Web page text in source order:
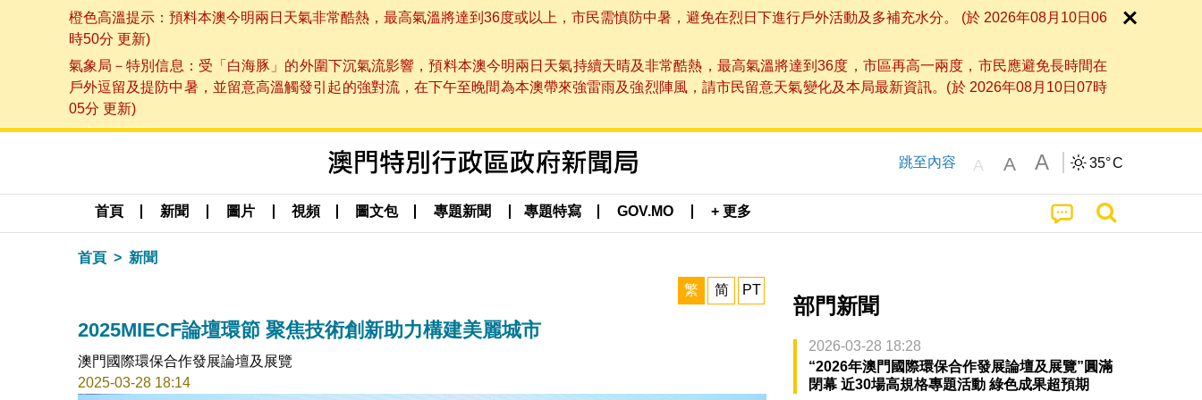
橙色高溫提示：預料本澳今明兩日天氣非常酷熱，最高氣溫將達到36度或以上，市民需慎防中暑，避免在烈日下進行戶外活動及多補充水分。 (於 2026年08月10日06
時50分 更新)
氣象局－特別信息：受「白海豚」的外圍下沉氣流影響，預料本澳今明兩日天氣持續天晴及非常酷熱，最高氣溫將達到36度，市區再高一兩度，市民應避免長時間在
戶外逗留及提防中暑，並留意高溫觸發引起的強對流，在下午至晚間為本澳帶來強雷雨及強烈陣風，請市民留意天氣變化及本局最新資訊。(於 2026年08月10日07時
05分 更新)
跳至內容 A A A 35°C
首頁 新聞 圖片 視頻 圖文包 專題新聞 專題特寫 GOV.MO + 更多
首頁 新聞
繁 简 PT
2025MIECF論壇環節 聚焦技術創新助力構建美麗城市
澳門國際環保合作發展論壇及展覽
2025-03-28 18:14
部門新聞
2026-03-28 18:28
“2026年澳門國際環保合作發展論壇及展覽”圓滿
閉幕 近30場高規格專題活動 綠色成果超預期